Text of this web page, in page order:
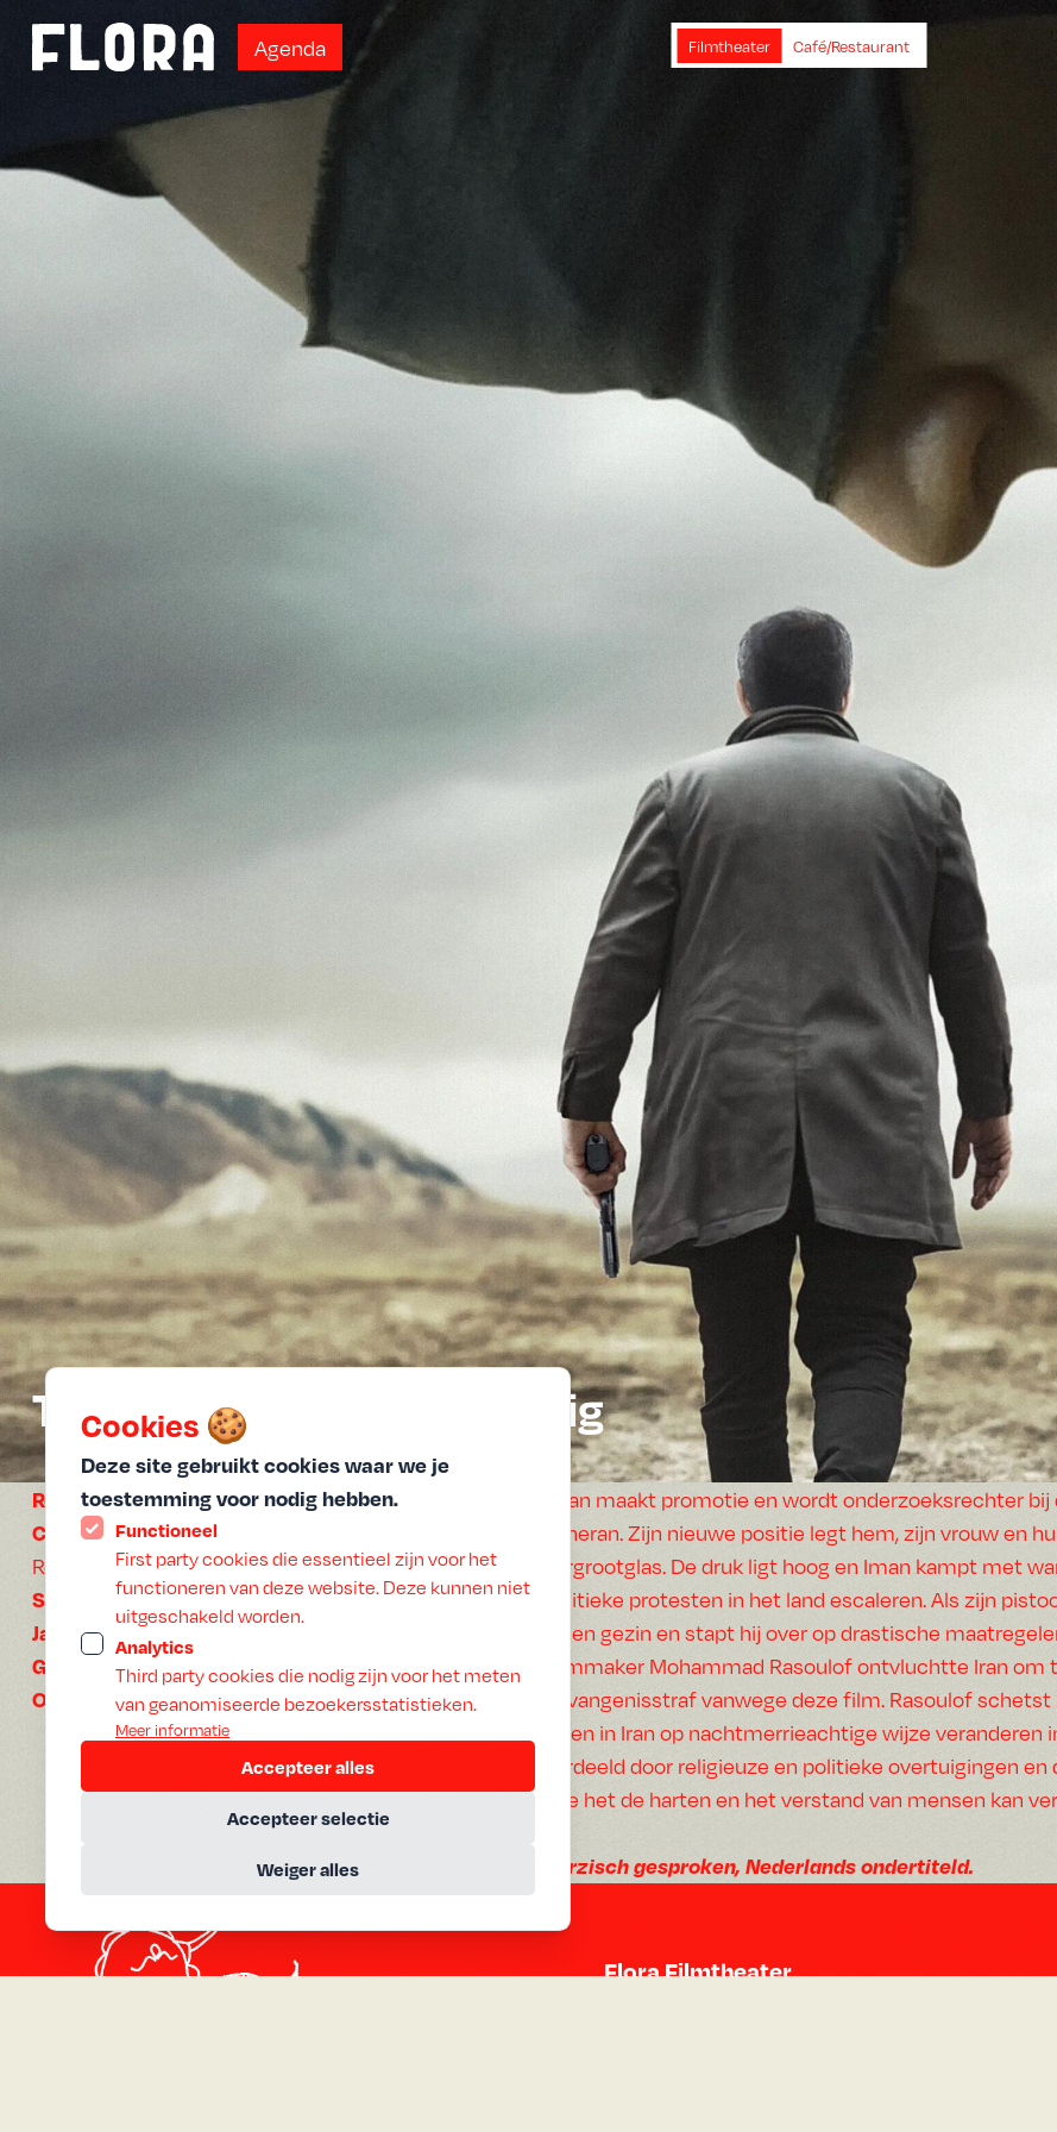
Cookies 🍪
Deze site gebruikt cookies waar we je
toestemming voor nodig hebben.
Functioneel
First party cookies die essentieel zijn voor het
functioneren van deze website. Deze kunnen niet
uitgeschakeld worden.
Analytics
Third party cookies die nodig zijn voor het meten
van geanomiseerde bezoekersstatistieken.
Meer informatie
Accepteer alles
Accepteer selectie
Weiger alles
Agenda Filmtheater Café/Restaurant
The Seed of the Sacred Fig
Regisseur:Mohammad Rasoulof
Cast:Soheila Golestani, Missagh Zareh, Mahsa
Rostami, Setareh Maleki
Speelduur:167 min
Jaar: 2024
Gesproken: Perzisch
Ondertiteling:Nederlands
Iman maakt promotie en wordt onderzoeksrechter
Teheran. Zijn nieuwe positie legt hem, zijn vrouw en
vergrootglas. De druk ligt hoog en Iman kampt met
politieke protesten in het land escaleren. Als zijn
eigen gezin en stapt hij over op drastische
Filmmaker Mohammad Rasoulof ontvluchtte Iran om
gevangenisstraf vanwege deze film. Rasoulof
leven in Iran op nachtmerrieachtige wijze veranderen
verdeeld door religieuze en politieke overtuigingen
hoe het de harten en het verstand van mensen kan
Perzisch gesproken, Nederlands ondertiteld.
Flora Filmtheater